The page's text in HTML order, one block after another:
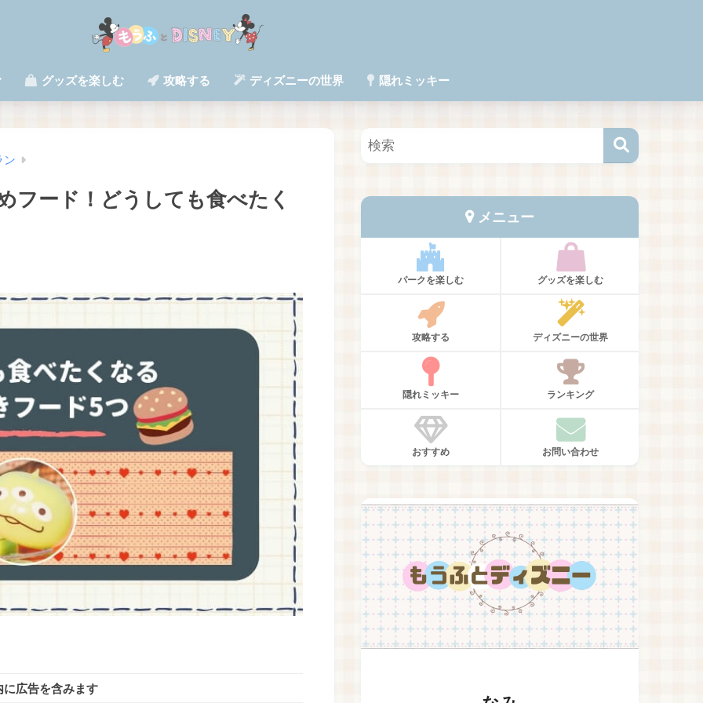
グッズを楽しむ 攻略する ディズニーの世界 隠れミッキー
ン
フード！どうしても食べたく
に広告を含みます
メニュー
パークを楽しむ グッズを楽しむ
攻略する ディズニーの世界
隠れミッキー ランキング
おすすめ お問い合わせ